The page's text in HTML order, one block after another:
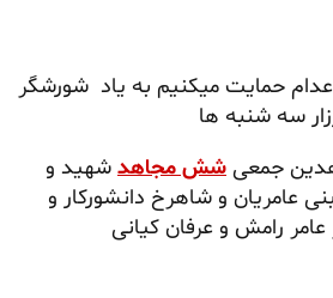
حمایت میکنیم به یاد شورشگر
سه شنبه ها
جمعی شش مجاهد شهید و
عامریان و شاهرخ دانشورکار و
رامش و عرفان کیانی